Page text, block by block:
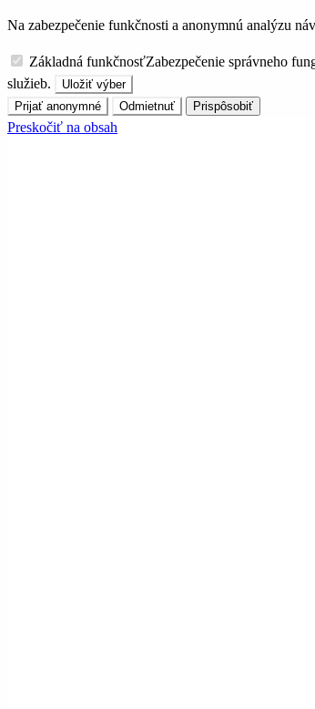
Na zabezpečenie funkčnosti a anonymnú analýzu
Základná funkčnosťZabezpečenie správneho
služieb.
Uložiť výber
Prijať anonymné
Odmietnuť Prispôsobiť
Preskočiť na obsah